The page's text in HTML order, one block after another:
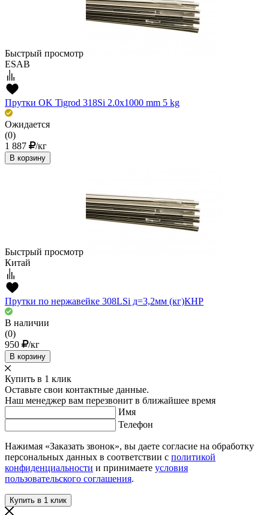
Быстрый просмотр
ESAB
Прутки OK Tigrod 318Si 2.0x1000 mm 5 kg
Ожидается
(0)
1 887
/кг
В корзину
Быстрый просмотр
Китай
Прутки по нержавейке 308LSi д=3,2мм (кг)КНР
В наличии
(0)
950
/кг
В корзину
Купить в 1 клик
Оставьте свои контактные данные.
Наш менеджер вам перезвонит в ближайшее время
Имя
Телефон
Нажимая «Заказать звонок», вы даете согласие на обработку
персональных данных в соответствии с политикой
конфиденциальности и принимаете условия
пользовательского соглашения.